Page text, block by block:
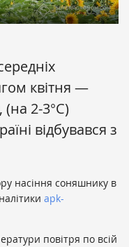
квітня —
2-3°С)
відбувався з
насіння соняшнику в
apk-
повітря по всій